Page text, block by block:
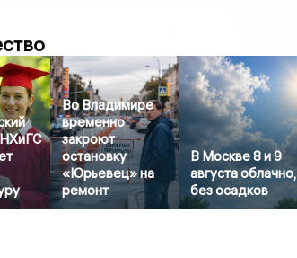
Во Владимире
временно
закроют
остановку
«Юрьевец» на
ремонт
В Москве 8 и 9
августа облачно,
без осадков